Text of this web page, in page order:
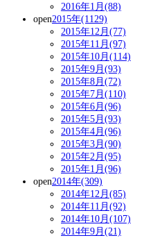
2016年1月(88)
open2015年(1129)
2015年12月(77)
2015年11月(97)
2015年10月(114)
2015年9月(93)
2015年8月(72)
2015年7月(110)
2015年6月(96)
2015年5月(93)
2015年4月(96)
2015年3月(90)
2015年2月(95)
2015年1月(96)
open2014年(309)
2014年12月(85)
2014年11月(92)
2014年10月(107)
2014年9月(21)